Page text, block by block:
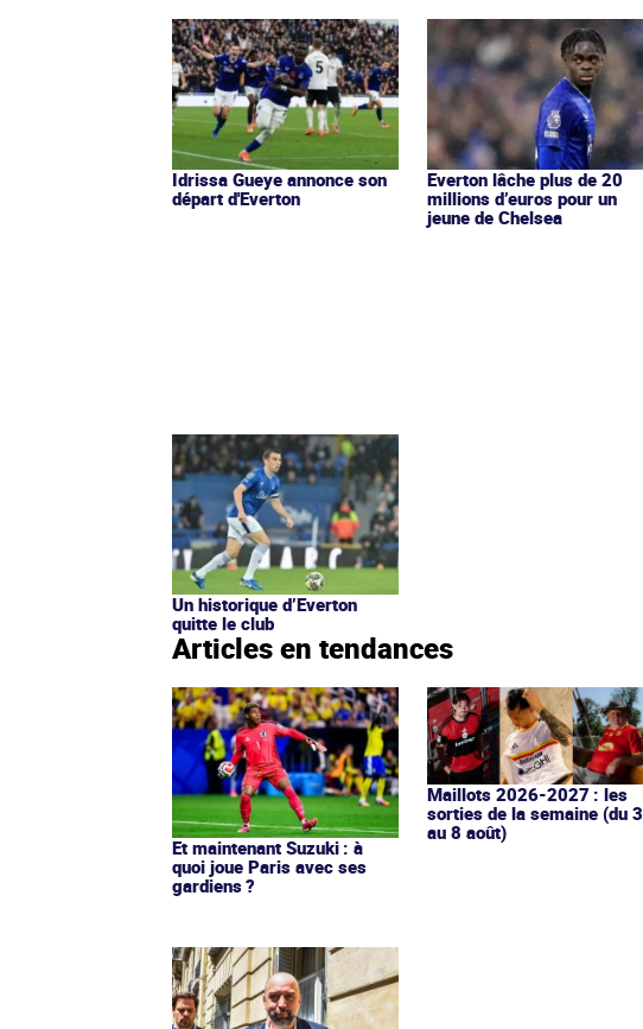
Idrissa Gueye annonce son
départ d'Everton
Everton lâche plus de 20
millions d’euros pour un
jeune de Chelsea
Un historique d’Everton
quitte le club
Articles en tendances
Et maintenant Suzuki : à
quoi joue Paris avec ses
gardiens ?
Maillots 2026-2027 : les
sorties de la semaine (du 3
au 8 août)